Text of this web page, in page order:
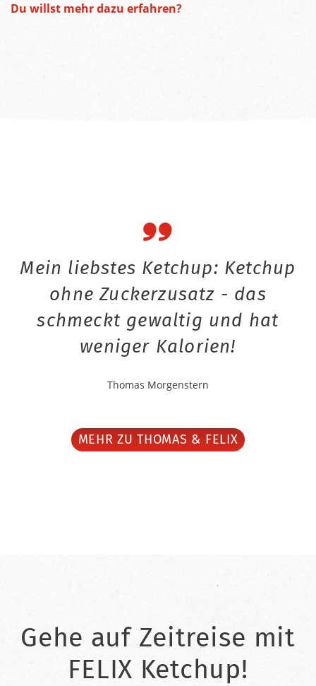
Du willst mehr dazu erfahren?
Mein liebstes Ketchup: Ketchup
ohne Zuckerzusatz - das
schmeckt gewaltig und hat
weniger Kalorien!
Thomas Morgenstern
MEHR ZU THOMAS & FELIX
Gehe auf Zeitreise mit
FELIX Ketchup!